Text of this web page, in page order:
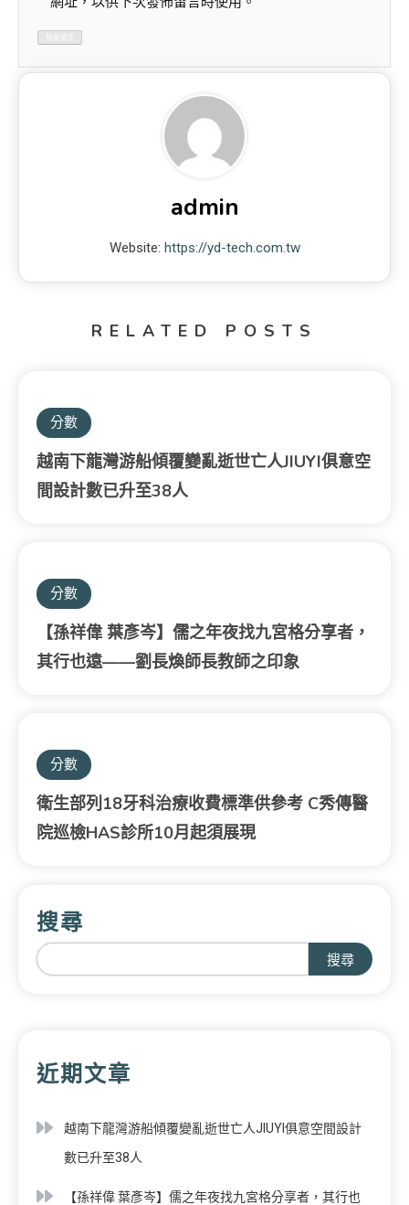
admin
Website: https://yd-tech.com.tw
RELATED POSTS
分數
越南下龍灣游船傾覆變亂逝世亡人JIUYI俱意空
間設計數已升至38人
分數
【孫祥偉 葉彥岑】儒之年夜找九宮格分享者，
其行也遠——劉長煥師長教師之印象
分數
衛生部列18牙科治療收費標準供參考 C秀傳醫
院巡檢HAS診所10月起須展現
搜尋
搜尋
近期文章
越南下龍灣游船傾覆變亂逝世亡人JIUYI俱意空間設計
數已升至38人
【孫祥偉 葉彥岑】儒之年夜找九宮格分享者，其行也